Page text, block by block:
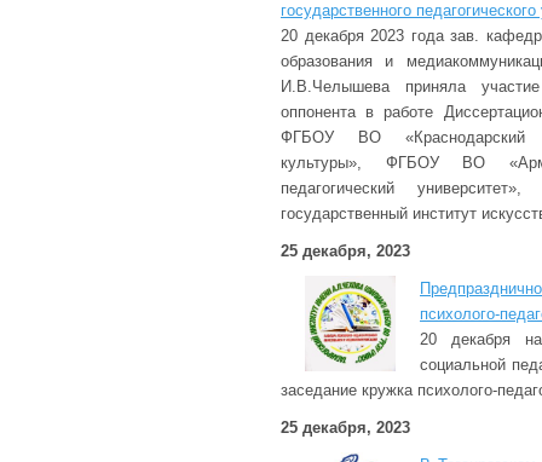
государственного
20 декабря 2023 года зав.
образования и
И.В.Челышева приняла
оппонента в работе
ФГБОУ ВО «Краснодарский
культуры», ФГБОУ ВО
педагогический
государственный институт
25 декабря, 2023
психолого-
20 декабря
социальной
заседание кружка психолого-
25 декабря, 2023